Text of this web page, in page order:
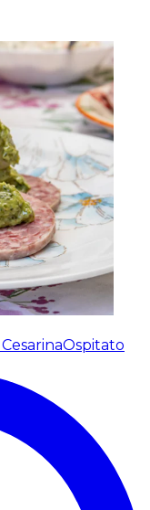
Ospitato